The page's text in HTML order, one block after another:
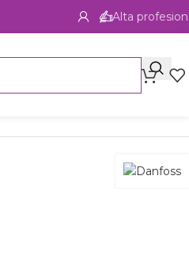
Alta